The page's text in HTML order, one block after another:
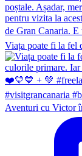
Viața poate fi la fel
Aventuri cu Victor